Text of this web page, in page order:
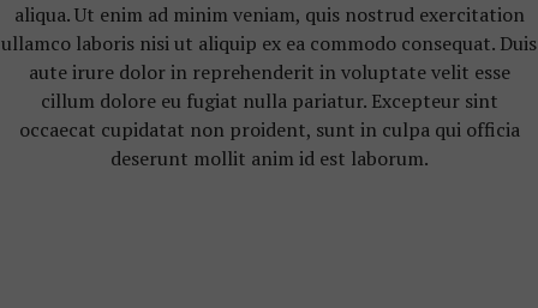
aliqua. Ut enim ad minim veniam, quis nostrud exercitation
ullamco laboris nisi ut aliquip ex ea commodo consequat. Duis
aute irure dolor in reprehenderit in voluptate velit esse
cillum dolore eu fugiat nulla pariatur. Excepteur sint
occaecat cupidatat non proident, sunt in culpa qui officia
deserunt mollit anim id est laborum.